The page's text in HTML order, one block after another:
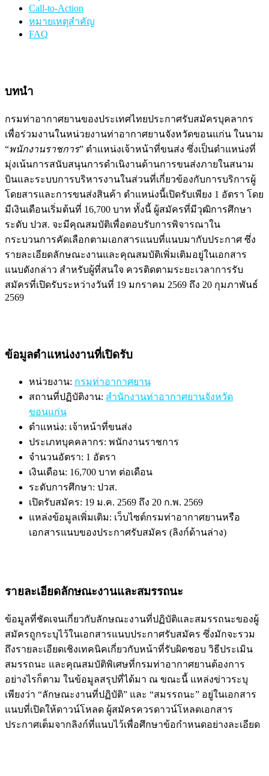
Call-to-Action
หมายเหตุสำคัญ
FAQ
บทนำ
กรมท่าอากาศยานของประเทศไทยประกาศรับสมัครบุคลากร
เพื่อร่วมงานในหน่วยงานท่าอากาศยานจังหวัดขอนแก่น ในนาม
“พนักงานราชการ” ตำแหน่งเจ้าหน้าที่ขนส่ง ซึ่งเป็นตำแหน่งที่
มุ่งเน้นการสนับสนุนการดำเนิงานด้านการขนส่งภายในสนาม
บินและระบบการบริหารงานในส่วนที่เกี่ยวข้องกับการบริการผู้
โดยสารและการขนส่งสินค้า ตำแหน่งนี้เปิดรับเพียง 1 อัตรา โดย
มีเงินเดือนเริ่มต้นที่ 16,700 บาท ทั้งนี้ ผู้สมัครที่มีวุฒิการศึกษา
ระดับ ปวส. จะมีคุณสมบัติเพื่อตอบรับการพิจารณาใน
กระบวนการคัดเลือกตามเอกสารแนบที่แนบมากับประกาศ ซึ่ง
รายละเอียดลักษณะงานและคุณสมบัติเพิ่มเติมอยู่ในเอกสาร
แนบดังกล่าว สำหรับผู้ที่สนใจ ควรติดตามระยะเวลาการรับ
สมัครที่เปิดรับระหว่างวันที่ 19 มกราคม 2569 ถึง 20 กุมภาพันธ์
2569
ข้อมูลตำแหน่งงานที่เปิดรับ
หน่วยงาน: กรมท่าอากาศยาน
สถานที่ปฏิบัติงาน: สำนักงานท่าอากาศยานจังหวัด
ขอนแก่น
ตำแหน่ง: เจ้าหน้าที่ขนส่ง
ประเภทบุคคลากร: พนักงานราชการ
จำนวนอัตรา: 1 อัตรา
เงินเดือน: 16,700 บาท ต่อเดือน
ระดับการศึกษา: ปวส.
เปิดรับสมัคร: 19 ม.ค. 2569 ถึง 20 ก.พ. 2569
แหล่งข้อมูลเพิ่มเติม: เว็บไซต์กรมท่าอากาศยานหรือ
เอกสารแนบของประกาศรับสมัคร (ลิงก์ด้านล่าง)
รายละเอียดลักษณะงานและสมรรถนะ
ข้อมูลที่ชัดเจนเกี่ยวกับลักษณะงานที่ปฏิบัติและสมรรถนะของผู้
สมัครถูกระบุไว้ในเอกสารแนบประกาศรับสมัคร ซึ่งมักจะรวม
ถึงรายละเอียดเชิงเทคนิคเกี่ยวกับหน้าที่รับผิดชอบ วิธีประเมิน
สมรรถนะ และคุณสมบัติพิเศษที่กรมท่าอากาศยานต้องการ
อย่างไรก็ตาม ในข้อมูลสรุปที่ได้มา ณ ขณะนี้ แหล่งข่าวระบุ
เพียงว่า “ลักษณะงานที่ปฏิบัติ” และ “สมรรถนะ” อยู่ในเอกสาร
แนบที่เปิดให้ดาวน์โหลด ผู้สมัครควรดาวน์โหลดเอกสาร
ประกาศเต็มจากลิงก์ที่แนบไว้เพื่อศึกษาข้อกำหนดอย่างละเอียด